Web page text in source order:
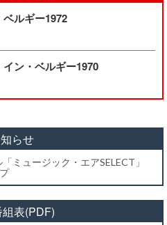
ルギー1972
ン・ベルギー1970
らせ
ミュージック・エアSELECT」
表(PDF)